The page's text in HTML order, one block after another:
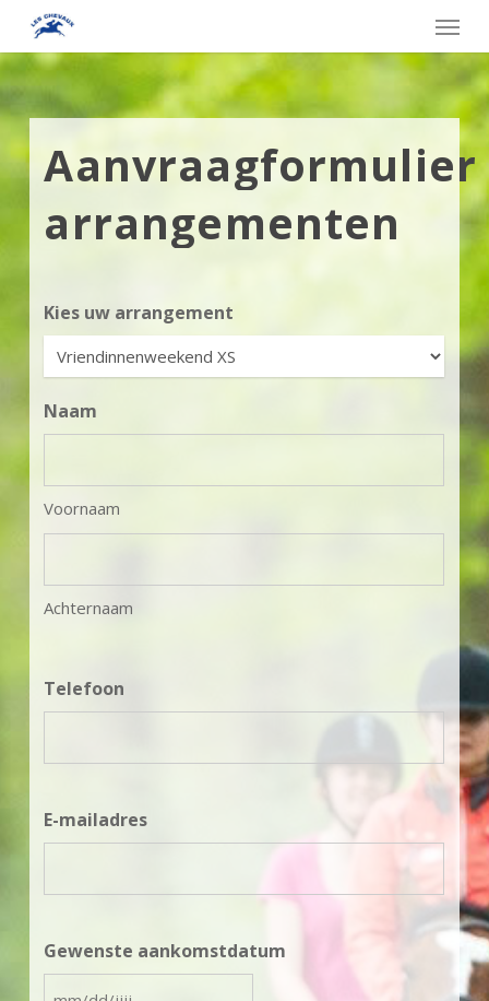
Skip
to
main
content
Menu
Aanvraagformulier
arrangementen
Kies uw arrangement
Naam
Voornaam
Achternaam
Telefoon
E-mailadres
Gewenste aankomstdatum